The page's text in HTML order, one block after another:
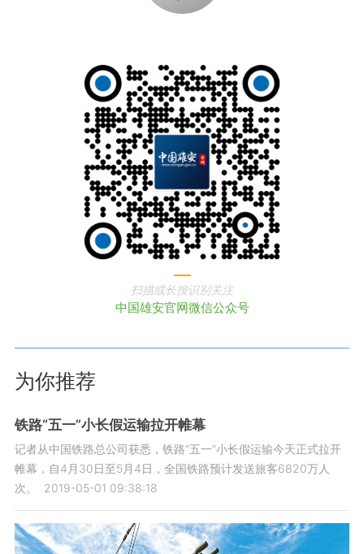
扫描或长按识别关注
中国雄安官网微信公众号
为你推荐
铁路“五一”小长假运输拉开帷幕
记者从中国铁路总公司获悉，铁路“五一”小长假运输今天正式拉开
帷幕，自4月30日至5月4日，全国铁路预计发送旅客6820万人
次。
2019-05-01 09:38:18